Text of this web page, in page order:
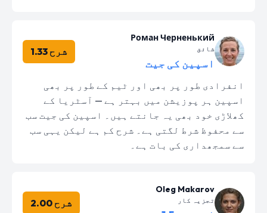
Роман Черненький
شائق
اسپین کی جیت
شرح 1.33
انفرادی طور پر بھی اور ٹیم کے طور پر بھی
اسپین ہر پوزیشن میں بہتر ہے — آسٹریا کے
کھلاڑی خود بھی یہ جانتے ہیں۔ اسپین کی جیت سب
سے محفوظ شرط لگتی ہے۔ شرح کم ہے لیکن یہی سب
سے سمجھداری کی بات ہے۔
Oleg Makarov
تجزیہ کار شرح 2.00